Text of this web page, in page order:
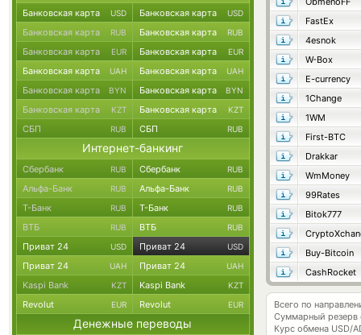
FastEx
4esnok
W-Box
E-currency
1Change
1WM
First-BTC
Drakkar
WmMoney
99Rates
Bitok777
Buy-Bitcoin
CashRocket
Всего по
Суммарный резерв
Курс обмена USD/
Банковская карта USD Банковская карта USD
Банковская карта RUB Банковская карта RUB
Банковская карта EUR Банковская карта EUR
Банковская карта UAH Банковская карта UAH
Банковская карта BYN Банковская карта BYN
Банковская карта KZT Банковская карта KZT
СБП RUB СБП RUB
Интернет-банкинг
Сбербанк RUB Сбербанк RUB
Альфа-Банк RUB Альфа-Банк RUB
Т-Банк RUB Т-Банк RUB
ВТБ RUB ВТБ RUB
Приват 24 USD Приват 24 USD
Приват 24 UAH Приват 24 UAH
Kaspi Bank KZT Kaspi Bank KZT
Revolut EUR Revolut EUR
Денежные переводы